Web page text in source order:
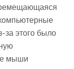
за этого было
мыши